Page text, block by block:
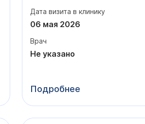
прикуса. Прохожу лечение на
брекет-системе у Анны
года.
Понравилось
которому следуют, все этапы
установить. Благодаря этому
Дата визита в клинику
06 мая 2026
Врач
Не указано
Подробнее